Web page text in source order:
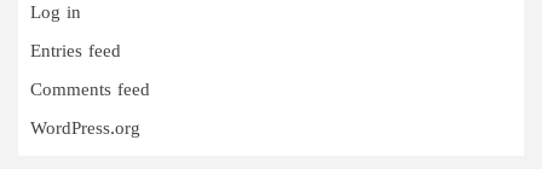
Log in
Entries feed
Comments feed
WordPress.org